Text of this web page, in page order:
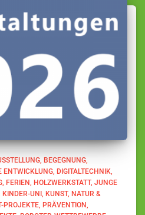
BEGEGNUNG
ENTWICKLUNG DIGITALTECHNIK
FERIEN HOLZWERKSTATT JUNGE
KINDER-UNI KUNST NATUR &
PROJEKTE PRÄVENTION